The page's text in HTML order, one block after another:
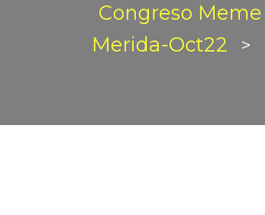
Congreso Meme
Merida-Oct22 >